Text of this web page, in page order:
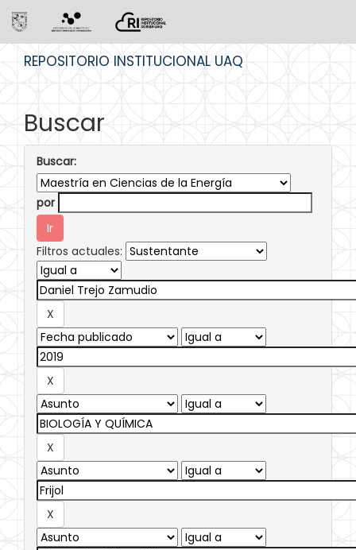
REPOSITORIO INSTITUCIONAL UAQ
Buscar
Buscar:
por
Filtros actuales: